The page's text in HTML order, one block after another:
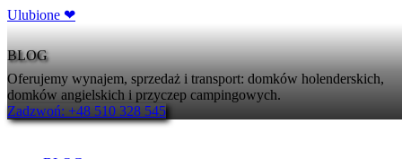
Ulubione ❤
BLOG
Oferujemy wynajem, sprzedaż i transport: domków holenderskich,
domków angielskich i przyczep campingowych.
Zadzwoń: +48 510 328 545